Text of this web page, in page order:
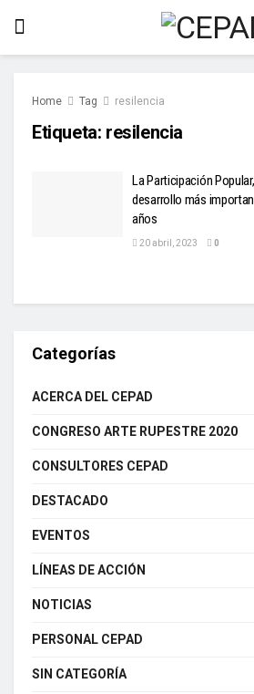
Home Tag resilencia
Etiqueta: resilencia
La Participación
desarrollo más
años
20 abril, 2023 0
Categorías
ACERCA DEL CEPAD
CONGRESO ARTE RUPESTRE 2020
CONSULTORES CEPAD
DESTACADO
EVENTOS
LÍNEAS DE ACCIÓN
NOTICIAS
PERSONAL CEPAD
SIN CATEGORÍA